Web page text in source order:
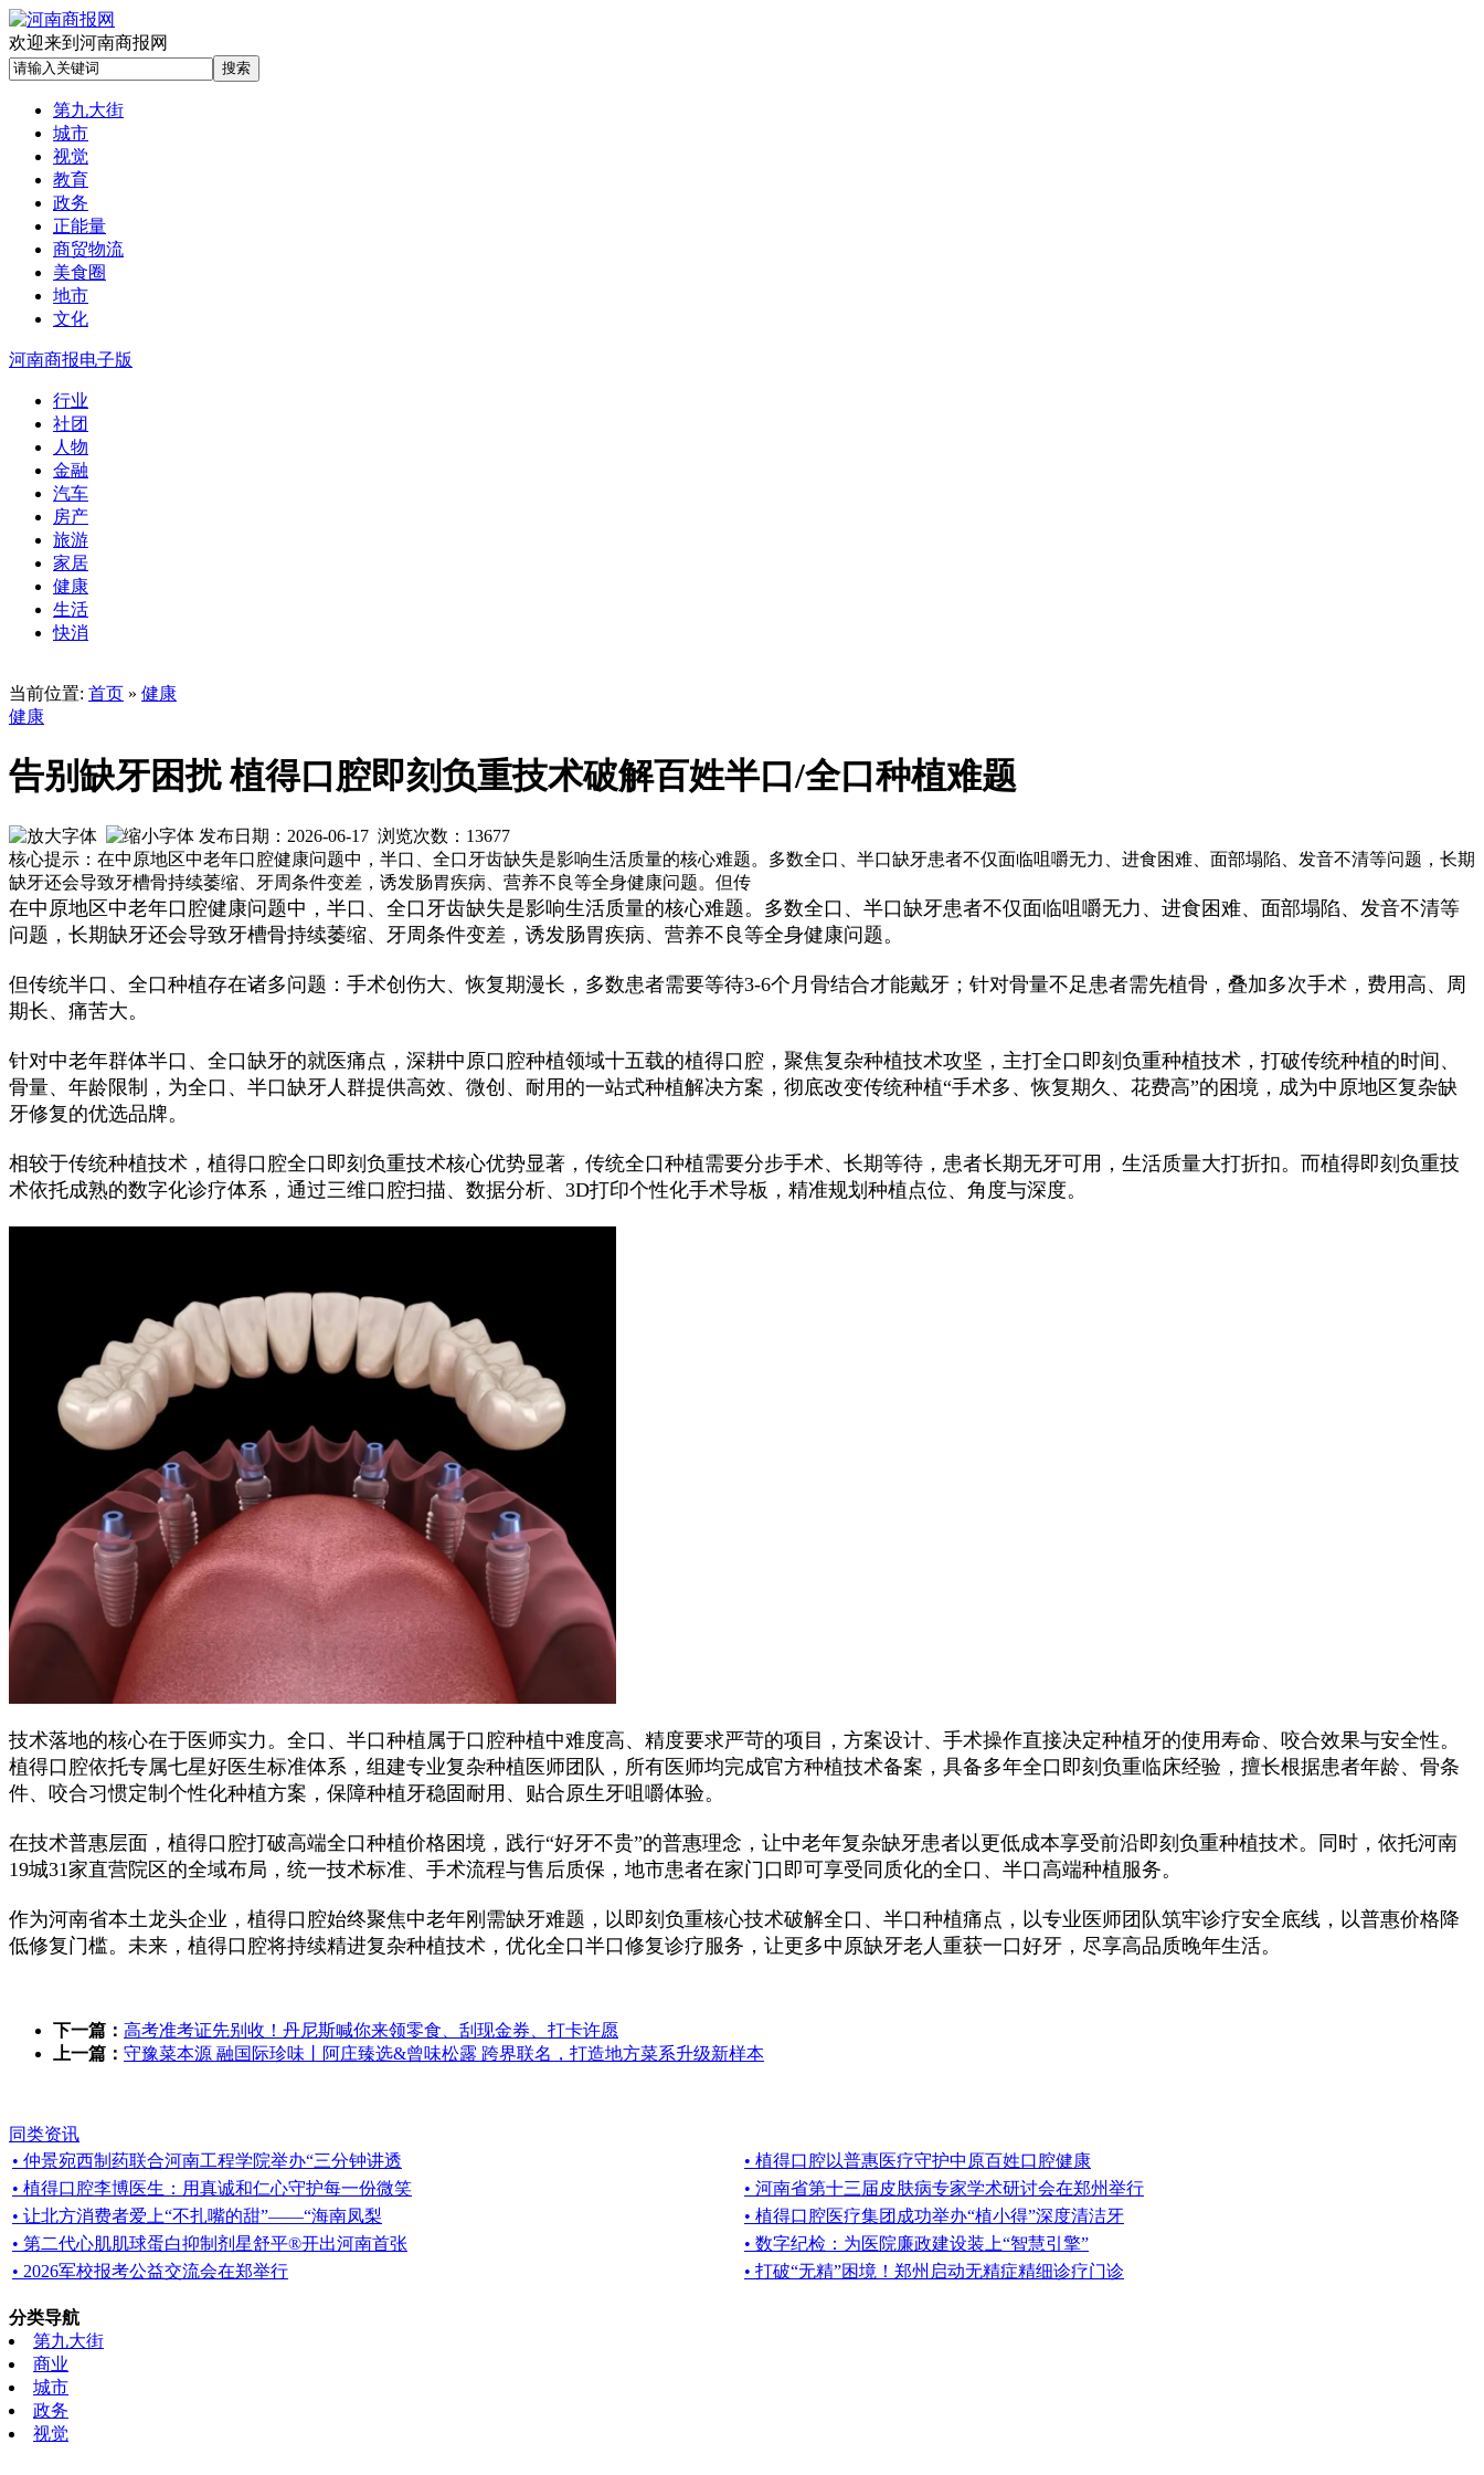
欢迎来到河南商报网
第九大街
城市
视觉
教育
政务
正能量
商贸物流
美食圈
地市
文化
河南商报电子版
行业
社团
人物
金融
汽车
房产
旅游
家居
健康
生活
快消
当前位置: 首页 » 健康
健康
告别缺牙困扰 植得口腔即刻负重技术破解百姓半口/全口种植难题
发布日期：2026-06-17 浏览次数： 13677
核心提示：在中原地区中老年口腔健康问题中，半口、全口牙齿缺失是影响生活质量的核心难题。多数全口、半口缺牙患者不仅面临咀嚼无力、进食困难、面部塌陷、发音不清等问题，长期
缺牙还会导致牙槽骨持续萎缩、牙周条件变差，诱发肠胃疾病、营养不良等全身健康问题。但传
在中原地区中老年口腔健康问题中，半口、全口牙齿缺失是影响生活质量的核心难题。多数全口、半口缺牙患者不仅面临咀嚼无力、进食困难、面部塌陷、发音不清等
问题，长期缺牙还会导致牙槽骨持续萎缩、牙周条件变差，诱发肠胃疾病、营养不良等全身健康问题。
但传统半口、全口种植存在诸多问题：手术创伤大、恢复期漫长，多数患者需要等待3-6个月骨结合才能戴牙；针对骨量不足患者需先植骨，叠加多次手术，费用高、周
期长、痛苦大。
针对中老年群体半口、全口缺牙的就医痛点，深耕中原口腔种植领域十五载的植得口腔，聚焦复杂种植技术攻坚，主打全口即刻负重种植技术，打破传统种植的时间、
骨量、年龄限制，为全口、半口缺牙人群提供高效、微创、耐用的一站式种植解决方案，彻底改变传统种植“手术多、恢复期久、花费高”的困境，成为中原地区复杂缺
牙修复的优选品牌。
相较于传统种植技术，植得口腔全口即刻负重技术核心优势显著，传统全口种植需要分步手术、长期等待，患者长期无牙可用，生活质量大打折扣。而植得即刻负重技
术依托成熟的数字化诊疗体系，通过三维口腔扫描、数据分析、3D打印个性化手术导板，精准规划种植点位、角度与深度。
技术落地的核心在于医师实力。全口、半口种植属于口腔种植中难度高、精度要求严苛的项目，方案设计、手术操作直接决定种植牙的使用寿命、咬合效果与安全性。
植得口腔依托专属七星好医生标准体系，组建专业复杂种植医师团队，所有医师均完成官方种植技术备案，具备多年全口即刻负重临床经验，擅长根据患者年龄、骨条
件、咬合习惯定制个性化种植方案，保障种植牙稳固耐用、贴合原生牙咀嚼体验。
在技术普惠层面，植得口腔打破高端全口种植价格困境，践行“好牙不贵”的普惠理念，让中老年复杂缺牙患者以更低成本享受前沿即刻负重种植技术。同时，依托河南
19城31家直营院区的全域布局，统一技术标准、手术流程与售后质保，地市患者在家门口即可享受同质化的全口、半口高端种植服务。
作为河南省本土龙头企业，植得口腔始终聚焦中老年刚需缺牙难题，以即刻负重核心技术破解全口、半口种植痛点，以专业医师团队筑牢诊疗安全底线，以普惠价格降
低修复门槛。未来，植得口腔将持续精进复杂种植技术，优化全口半口修复诊疗服务，让更多中原缺牙老人重获一口好牙，尽享高品质晚年生活。
下一篇： 高考准考证先别收！丹尼斯喊你来领零食、刮现金券、打卡许愿
上一篇： 守豫菜本源 融国际珍味丨阿庄臻选&曾味松露 跨界联名，打造地方菜系升级新样本
同类资讯
• 仲景宛西制药联合河南工程学院举办“三分钟讲透
• 植得口腔以普惠医疗守护中原百姓口腔健康
• 植得口腔李博医生：用真诚和仁心守护每一份微笑
• 河南省第十三届皮肤病专家学术研讨会在郑州举行
• 让北方消费者爱上“不扎嘴的甜”——“海南凤梨
• 植得口腔医疗集团成功举办“植小得”深度清洁牙
• 第二代心肌肌球蛋白抑制剂星舒平®开出河南首张
• 数字纪检：为医院廉政建设装上“智慧引擎”
• 2026军校报考公益交流会在郑举行
• 打破“无精”困境！郑州启动无精症精细诊疗门诊
分类导航
第九大街
商业
城市
政务
视觉